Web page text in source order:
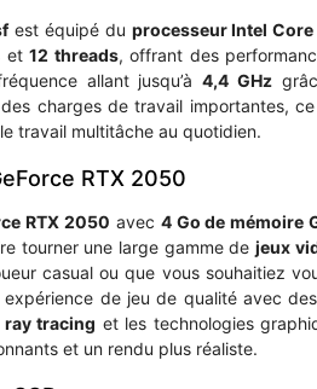
est équipé du processeur Intel
et12 threads, offrant des
allant jusqu’à4,4 GHz
charges de travail importantes,
travail multitâche au quotidien.
RTX 2050
RTX 2050 avec 4 Go de mémoire
tourner une large gamme de jeux
casual ou que vous souhaitiez
de jeu de qualité avec des
ray tracing et les technologies
et un rendu plus réaliste.